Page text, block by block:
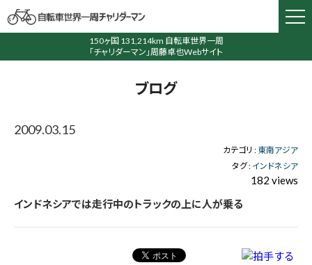
150ヶ国 131,214km 自転車世界一周
「チャリダーマン」周藤卓也Webサイト
ブログ
2009.03.15
カテゴリ : 東南アジア
タグ : インドネシア
182 views
インドネシアでは走行中のトラックの上に人が乗る